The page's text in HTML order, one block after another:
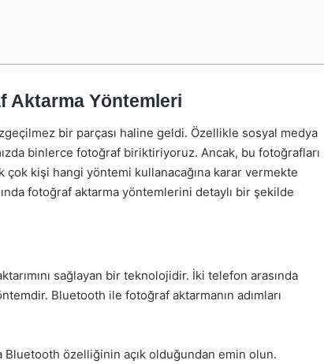
Aktarma Yöntemleri
bir parçası haline geldi. Özellikle sosyal medya
binlerce fotoğraf biriktiriyoruz. Ancak, bu fotoğrafları
kişi hangi yöntemi kullanacağına karar vermekte
fotoğraf aktarma yöntemlerini detaylı bir şekilde
sağlayan bir teknolojidir. İki telefon arasında
Bluetooth ile fotoğraf aktarmanın adımları
özelliğinin açık olduğundan emin olun.